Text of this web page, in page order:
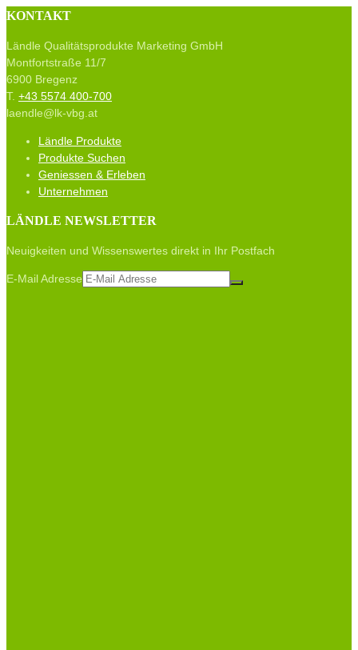
KONTAKT
Ländle Qualitätsprodukte Marketing GmbH
Montfortstraße 11/7
6900 Bregenz
T. +43 5574 400-700
laendle@lk-vbg.at
Ländle Produkte
Produkte Suchen
Geniessen & Erleben
Unternehmen
LÄNDLE NEWSLETTER
Neuigkeiten und Wissenswertes direkt in Ihr Postfach
E-Mail Adresse